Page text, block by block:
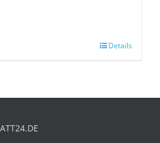
Details